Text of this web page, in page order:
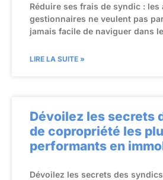
Réduire ses frais de syndic : les
gestionnaires ne veulent pas
jamais facile de naviguer dans
LIRE LA SUITE »
Dévoilez les secrets
de copropriété les
performants en
Dévoilez les secrets des